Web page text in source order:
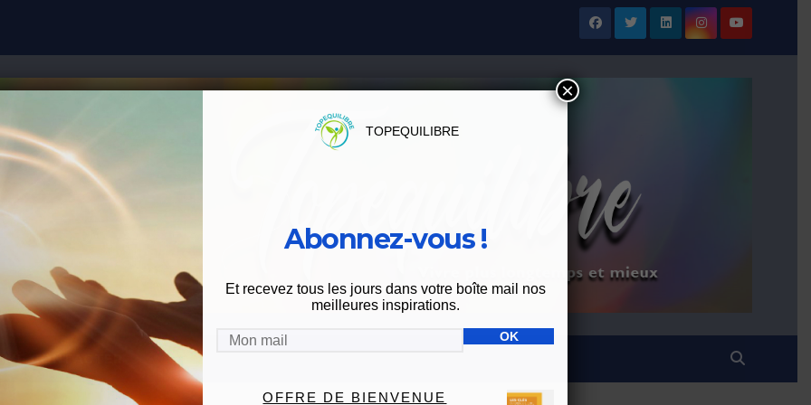
ME CONTACTER
TOPEQUILIBRE
Abonnez-vous !
Et recevez tous les jours dans votre boîte mail nos
meilleures inspirations.
OFFRE DE BIENVENUE
×